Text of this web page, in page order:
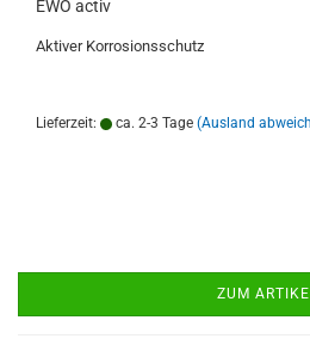
EWO activ
Aktiver Korrosionsschutz
Lieferzeit: ca. 2-3 Tage (Ausland
ZUM